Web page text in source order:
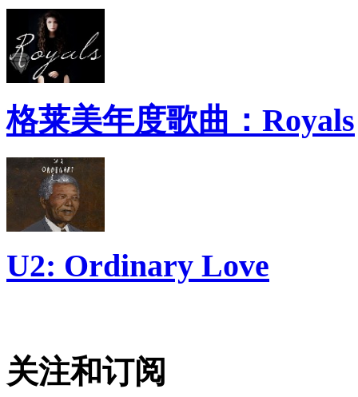
格莱美年度歌曲：Royals
U2: Ordinary Love
关注和订阅